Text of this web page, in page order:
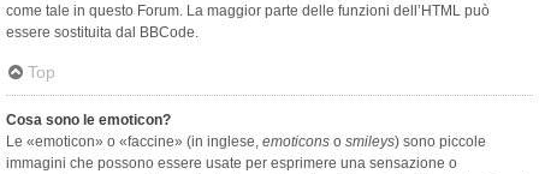
come tale in questo Forum. La maggior parte delle funzioni dell’HTML può
essere sostituita dal BBCode.
Top
Cosa sono le emoticon?
Le «emoticon» o «faccine» (in inglese, emoticons o smileys) sono piccole
immagini che possono essere usate per esprimere una sensazione o